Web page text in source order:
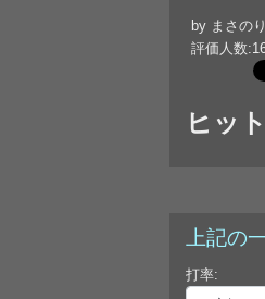
by まさのり
評価人数
ヒッ
上記の
打率: